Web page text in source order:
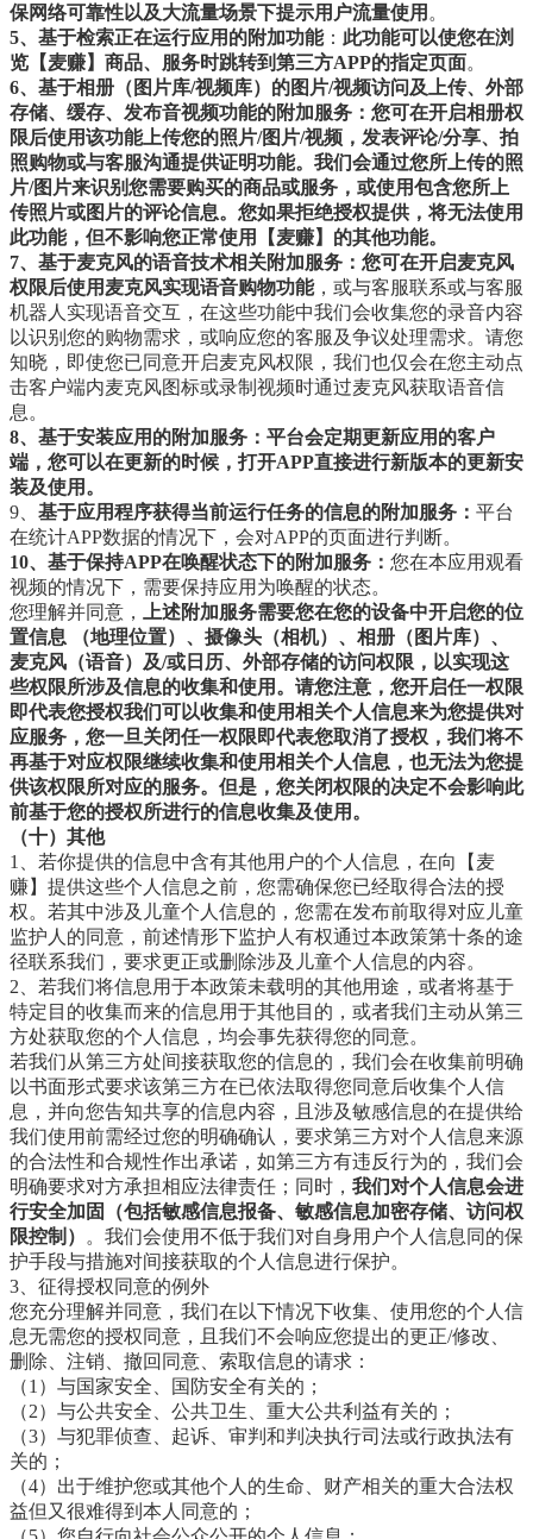
保网络可靠性以及大流量场景下提示用户流量使用 。
5、基于检索正在运行应用的附加功能： 此功能可以使您在浏
览【麦赚】商品、服务时跳转到第三方APP的指定页面。
6、 基于相册（图片库/视频库）的图片/视频访问及上传、外部
存储、缓存、发布音视频功能的附加服务：您可在开启相册权
限后使用该功能上传您的照片/图片/视频，发表评论/分享、拍
照购物或与客服沟通提供证明功能。我们会通过您所上传的照
片/图片来识别您需要购买的商品或服务，或使用包含您所上
传照片或图片的评论信息。您如果拒绝授权提供，将无法使用
此功能，但不影响您正常使用【麦赚】的其他功能。
7、基于麦克风的语音技术相关附加服务：您可在开启麦克风
权限后使用麦克风实现语音购物功能，或与客服联系或与客服
机器人实现语音交互，在这些功能中我们会收集您的录音内容
以识别您的购物需求，或响应您的客服及争议处理需求。请您
知晓，即使您已同意开启麦克风权限，我们也仅会在您主动点
击客户端内麦克风图标或录制视频时通过麦克风获取语音信
息。
8、基于安装应用的附加服务：平台会定期更新应用的客户
端，您可以在更新的时候，打开APP直接进行新版本的更新安
装及使用。
9、 基于应用程序获得当前运行任务的信息的附加服务： 平台
在统计APP数据的情况下，会对APP的页面进行判断。
10、基于保持APP在唤醒状态下的附加服务： 您在本应用观看
视频的情况下，需要保持应用为唤醒的状态。
您理解并同意，
上述附加服务需要您在您的设备中开启您的位
置信息 （地理位置）、摄像头（相机）、相册（图片库）、
麦克风（语音）及/或日历、外部存储的访问权限，以实现这
些权限所涉及信息的收集和使用 。请您注意，您开启任一权限
即代表您授权我们可以收集和使用相关个人信息来为您提供对
应服务，您一旦关闭任一权限即代表您取消了授权，我们将不
再基于对应权限继续收集和使用相关个人信息，也无法为您提
供该权限所对应的服务。但是，您关闭权限的决定不会影响此
前基于您的授权所进行的信息收集及使用。
（十）其他
1、若你提供的信息中含有其他用户的个人信息，在向【麦
赚】提供这些个人信息之前，您需确保您已经取得合法的授
权。若其中涉及儿童个人信息的，您需在发布前取得对应儿童
监护人的同意，前述情形下监护人有权通过本政策第十条的途
径联系我们，要求更正或删除涉及儿童个人信息的内容。
2、若我们将信息用于本政策未载明的其他用途，或者将基于
特定目的收集而来的信息用于其他目的，或者我们主动从第三
方处获取您的个人信息，均会事先获得您的同意。
若我们从第三方处间接获取您的信息的，我们会在收集前明确
以书面形式要求该第三方在已依法取得您同意后收集个人信
息，并向您告知共享的信息内容，且涉及敏感信息的在提供给
我们使用前需经过您的明确确认，要求第三方对个人信息来源
的合法性和合规性作出承诺，如第三方有违反行为的，我们会
明确要求对方承担相应法律责任；同时， 我们对个人信息会进
行安全加固（包括敏感信息报备、敏感信息加密存储、访问权
限控制）
。我们会使用不低于我们对自身用户个人信息同的保
护手段与措施对间接获取的个人信息进行保护。
3、征得授权同意的例外
您充分理解并同意，我们在以下情况下收集、使用您的个人信
息无需您的授权同意，且我们不会响应您提出的更正/修改、
删除、注销、撤回同意、索取信息的请求：
（1）与国家安全、国防安全有关的；
（2）与公共安全、公共卫生、重大公共利益有关的；
（3）与犯罪侦查、起诉、审判和判决执行司法或行政执法有
关的；
（4）出于维护您或其他个人的生命、财产相关的重大合法权
益但又很难得到本人同意的；